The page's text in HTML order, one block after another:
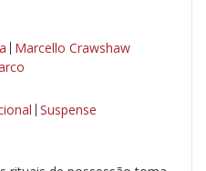
Marcello Crawshaw
Suspense